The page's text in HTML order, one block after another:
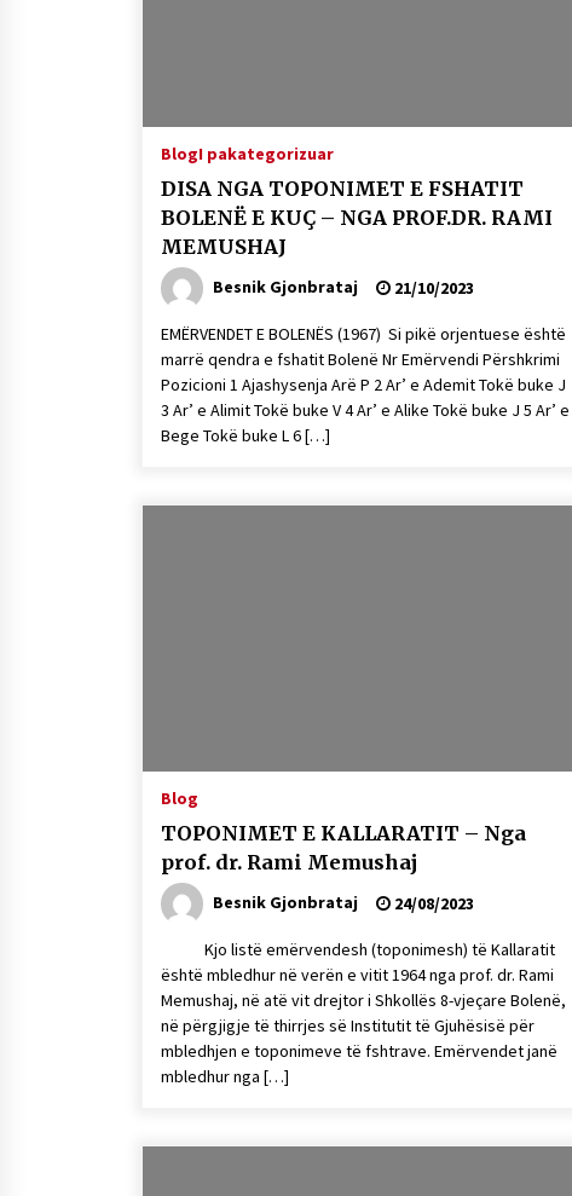
BlogI pakategorizuar
DISA NGA TOPONIMET E FSHATIT
BOLENË E KUÇ – NGA PROF.DR. RAMI
MEMUSHAJ
Besnik Gjonbrataj 21/10/2023
EMËRVENDET E BOLENËS (1967) Si pikë orjentuese është
marrë qendra e fshatit Bolenë Nr Emërvendi Përshkrimi
Pozicioni 1 Ajashysenja Arë P 2 Ar’ e Ademit Tokë buke J
3 Ar’ e Alimit Tokë buke V 4 Ar’ e Alike Tokë buke J 5 Ar’ e
Bege Tokë buke L 6 […]
Blog
TOPONIMET E KALLARATIT – Nga
prof. dr. Rami Memushaj
Besnik Gjonbrataj 24/08/2023
Kjo listë emërvendesh (toponimesh) të Kallaratit
është mbledhur në verën e vitit 1964 nga prof. dr. Rami
Memushaj, në atë vit drejtor i Shkollës 8-vjeçare Bolenë,
në përgjigje të thirrjes së Institutit të Gjuhësisë për
mbledhjen e toponimeve të fshtrave. Emërvendet janë
mbledhur nga […]